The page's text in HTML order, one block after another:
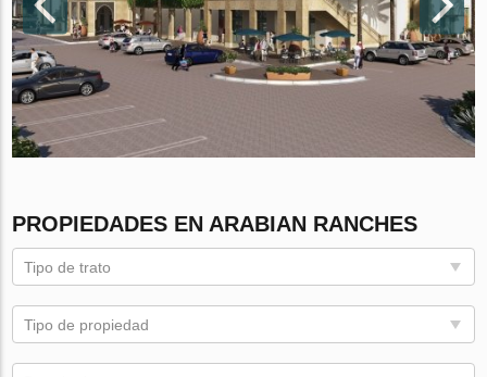
PROPIEDADES EN ARABIAN RANCHES
Tipo de trato
Tipo de propiedad